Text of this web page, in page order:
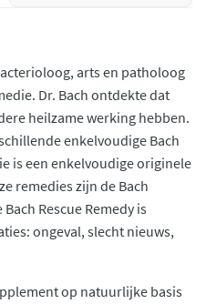
arts en patholoog
Dr. Bach ontdekte dat
heilzame werking hebben.
enkelvoudige Bach
is een enkelvoudige originele
remedies zijn de Bach
Rescue Remedy is
ongeval, slecht nieuws,
op natuurlijke basis